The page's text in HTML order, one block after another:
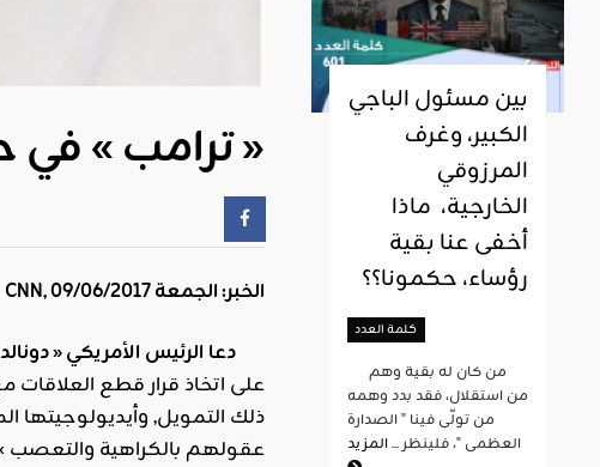
« ترامب » في حديثه عن أزمة » قطر » « رمتني بدائها وانسلت »
الخبر: الجمعة 09/06/2017 , CNN
دعا الرئيس الأمريكي«دونالد
على اتخاذ قرار قطع
ذلك التمويل,
عقولهم بالكراهية والتعصب
بين مسئول الباجي
الكبير، وغرف
المرزوقي
الخارجية، ماذا
أخفى عنا بقية
رؤساء، حكمونا؟؟
كلمة العدد
من استقلال، فقد بدد وهمه
من تولّى فينا " الصدارة
العظمى "، فلينظر ...المزيد